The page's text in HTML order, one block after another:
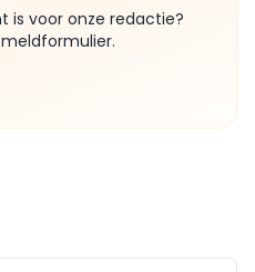
is voor onze redactie?